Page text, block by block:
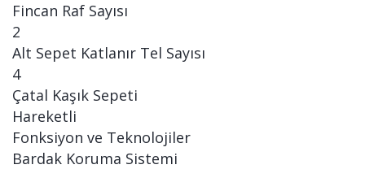
Fincan Raf Sayısı
2
Alt Sepet Katlanır Tel Sayısı
4
Çatal Kaşık Sepeti
Hareketli
Fonksiyon ve Teknolojiler
Bardak Koruma Sistemi